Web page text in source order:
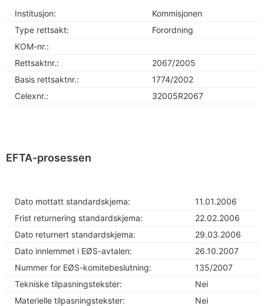
Institusjon:
Kommisjonen
Type rettsakt:
Forordning
KOM-nr.:
Rettsaktnr.:
2067/2005
Basis rettsaktnr.:
1774/2002
Celexnr.:
32005R2067
EFTA-prosessen
Dato mottatt standardskjema:
11.01.2006
Frist returnering standardskjema:
22.02.2006
Dato returnert standardskjema:
29.03.2006
Dato innlemmet i EØS-avtalen:
26.10.2007
Nummer for EØS-komitebeslutning:
135/2007
Tekniske tilpasningstekster:
Nei
Materielle tilpasningstekster:
Nei